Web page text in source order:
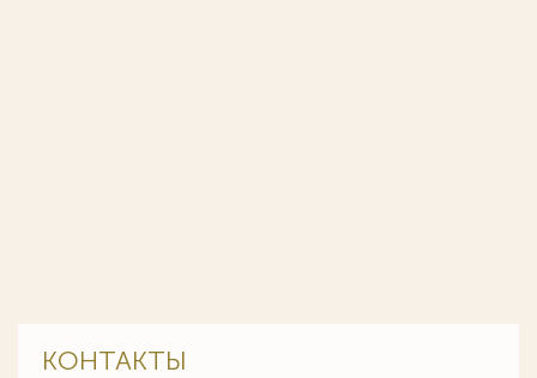
КОНТАКТЫ